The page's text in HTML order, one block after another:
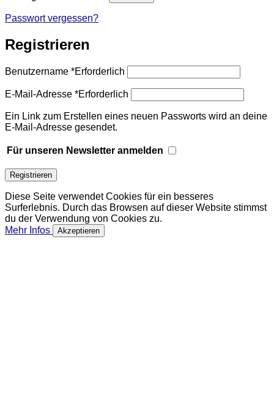
Passwort vergessen?
Registrieren
Benutzername *Erforderlich
E-Mail-Adresse *Erforderlich
Ein Link zum Erstellen eines neuen Passworts wird an deine
E-Mail-Adresse gesendet.
Für unseren Newsletter anmelden
Registrieren
Diese Seite verwendet Cookies für ein besseres
Surferlebnis. Durch das Browsen auf dieser Website stimmst
du der Verwendung von Cookies zu.
Mehr Infos
Akzeptieren